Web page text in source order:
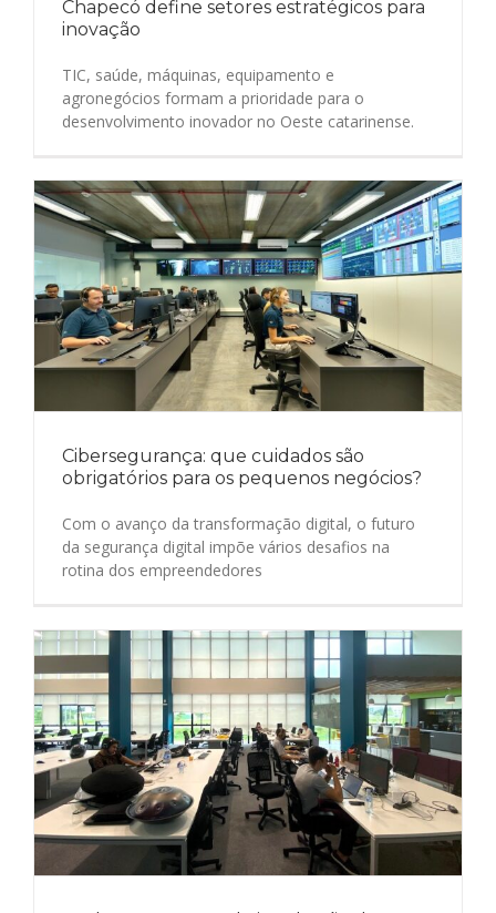
Chapecó define setores estratégicos para
inovação
TIC, saúde, máquinas, equipamento e
agronegócios formam a prioridade para o
desenvolvimento inovador no Oeste catarinense.
Cibersegurança: que cuidados são
obrigatórios para os pequenos negócios?
Com o avanço da transformação digital, o futuro
da segurança digital impõe vários desafios na
rotina dos empreendedores